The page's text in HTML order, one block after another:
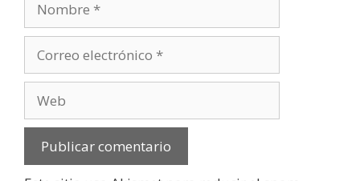
electrónico